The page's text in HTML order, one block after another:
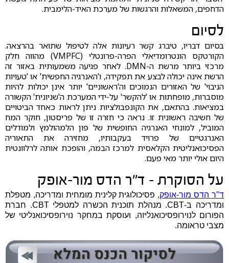
הדחפים, המשאלות והרגשות של מערכת האיד-הלימבית.
לסיום
בסיום דבריו, טיברג קשר רעיונות אלה לטיפול שתואר בהרצאה.
הקורטקס הונטרומדיאלי הפרה-פרונטלי (VMPFC) מהווה חלק
מרכזי ביותר מרשת ה-DMN. לאחר פגיעה משמעותית באזור זה
הרשת אינה יכולה לבצע את תפקידה, ו'האנרגיה החפשית' או 'טעויות
הניבוי' של האזורים הנמוכים וה'ראשוניים' יותר אינן יכולות להיות
מוסברות, מופחתות או 'להקשר' על-ידי המערכת ה'שניונית' הקשורה
במציאות. בהתאם, את הקונפבולציות ניתן לראות כאחד הביטויים
של חשיבה ראשונית זו. נראה כי חזרה זו של פריסטון, חוקר המח
המוביל, למונחי האנרגיה החופשית של פון הלמהולמץ ולמודלים
האנרגטיים של פרויד בעקבותיו, מחזירה את התאוריה
הפסיכואנליטית הקלאסית למרכז הבמה, והופכת אותה לרלוונטית
היום אולי יותר מאי פעם.
על הסוקרת - ד"ר הדס מור-אופק
ד"ר הדס מור-אופק, פסיכולוגית קלינית מומחית ומדריכה, מטפלת
ומדריכה ב-CBT. מנהלת תוכנית הכשרה למטפלי CBT. חברת
הפורום לנוירופסיכואנליזה, ועוסקת במחקר נוירופסיכואנליטי של
מצבי טראומה.